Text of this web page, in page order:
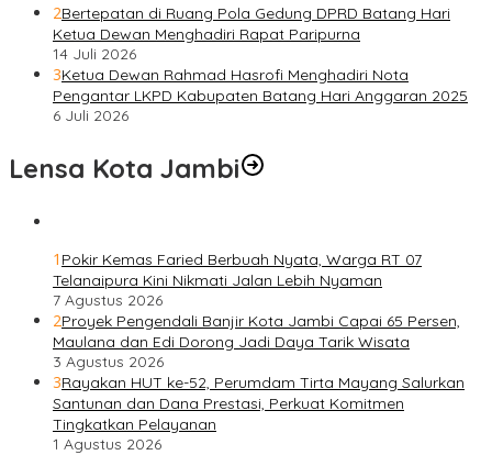
2Bertepatan di Ruang Pola Gedung DPRD Batang Hari
Ketua Dewan Menghadiri Rapat Paripurna
14 Juli 2026
3Ketua Dewan Rahmad Hasrofi Menghadiri Nota
Pengantar LKPD Kabupaten Batang Hari Anggaran 2025
6 Juli 2026
Lensa Kota Jambi
1 Pokir Kemas Faried Berbuah Nyata, Warga RT 07
Telanaipura Kini Nikmati Jalan Lebih Nyaman
7 Agustus 2026
2Proyek Pengendali Banjir Kota Jambi Capai 65 Persen,
Maulana dan Edi Dorong Jadi Daya Tarik Wisata
3 Agustus 2026
3Rayakan HUT ke-52, Perumdam Tirta Mayang Salurkan
Santunan dan Dana Prestasi, Perkuat Komitmen
Tingkatkan Pelayanan
1 Agustus 2026